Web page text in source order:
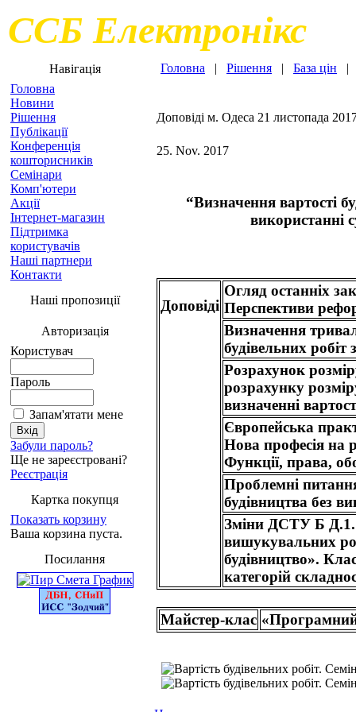
ССБ Електронікс
Навігація
Головна
Новини
Рішення
Публікації
Конференція
кошторисників
Семінари
Комп'ютери
Акції
Інтернет-магазин
Підтримка
користувачів
Наші партнери
Контакти
Наші пропозиції
Авторизація
Користувач
Пароль
Запам'ятати мене
Забули пароль?
Ще не зареєстровані?
Реєстрація
Картка покупця
Показать корзину
Ваша корзина пуста.
Посилання
Головна | Рішення | База цін
Доповіді м. Одеса 21 листопада
25. Nov. 2017
“Визначення вартості
використанні
Доповіді
Огляд останніх
Перспективи
Визначення
будівельних
Розрахунок
розрахунку
визначенні
Європейська
Нова професія на
Функції, права,
Проблемні
будівництва без
Зміни ДСТУ Б
вишукувальних
будівництво».
категорій
Майстер-клас